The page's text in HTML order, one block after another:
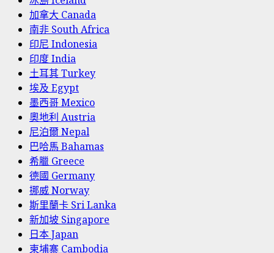
加拿大 Canada
南非 South Africa
印尼 Indonesia
印度 India
土耳其 Turkey
埃及 Egypt
墨西哥 Mexico
奧地利 Austria
尼泊爾 Nepal
巴哈馬 Bahamas
希臘 Greece
德國 Germany
挪威 Norway
斯里蘭卡 Sri Lanka
新加坡 Singapore
日本 Japan
柬埔寨 Cambodia